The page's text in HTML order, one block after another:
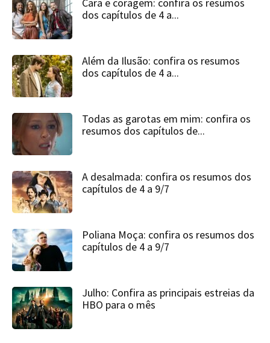
dos capítulos de 4 a...
Além da Ilusão: confira os resumos
dos capítulos de 4 a...
Todas as garotas em mim: confira os
resumos dos capítulos de...
A desalmada: confira os resumos dos
capítulos de 4 a 9/7
Poliana Moça: confira os resumos dos
capítulos de 4 a 9/7
Julho: Confira as principais estreias da
HBO para o mês